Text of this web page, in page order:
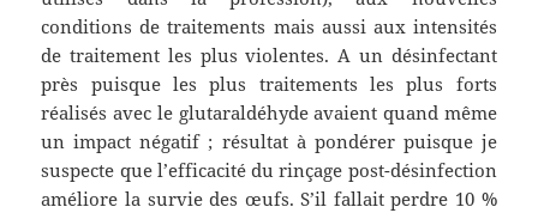
conditions de traitements mais aussi aux intensités
de traitement les plus violentes. A un désinfectant
près puisque les plus traitements les plus forts
réalisés avec le glutaraldéhyde avaient quand même
un impact négatif ; résultat à pondérer puisque je
suspecte que l’efficacité du rinçage post-désinfection
améliore la survie des œufs. S’il fallait perdre 10 %